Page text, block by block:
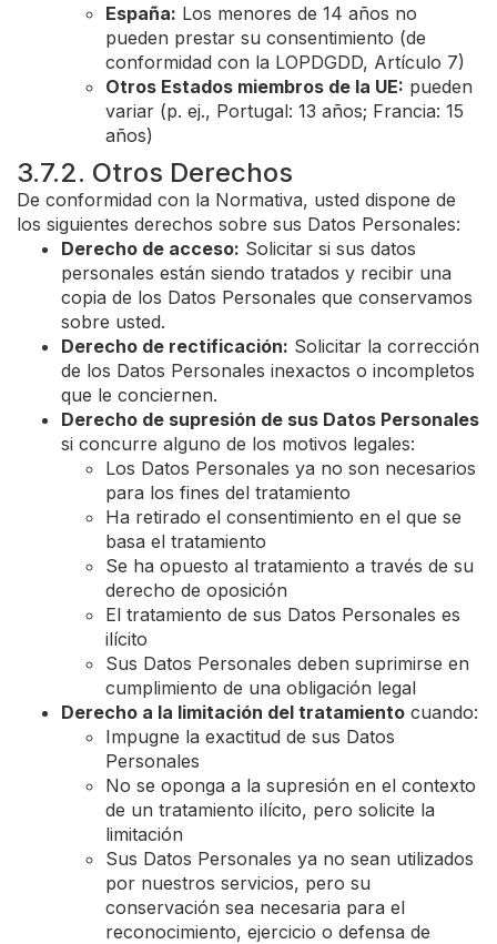
España: Los menores de 14 años no
pueden prestar su consentimiento (de
conformidad con la LOPDGDD, Artículo 7)
Otros Estados miembros de la UE: pueden
variar (p. ej., Portugal: 13 años; Francia: 15
años)
3.7.2. Otros Derechos
De conformidad con la Normativa, usted dispone de
los siguientes derechos sobre sus Datos Personales:
Derecho de acceso: Solicitar si sus datos
personales están siendo tratados y recibir una
copia de los Datos Personales que conservamos
sobre usted.
Derecho de rectificación: Solicitar la corrección
de los Datos Personales inexactos o incompletos
que le conciernen.
Derecho de supresión de sus Datos Personales
si concurre alguno de los motivos legales:
Los Datos Personales ya no son necesarios
para los fines del tratamiento
Ha retirado el consentimiento en el que se
basa el tratamiento
Se ha opuesto al tratamiento a través de su
derecho de oposición
El tratamiento de sus Datos Personales es
ilícito
Sus Datos Personales deben suprimirse en
cumplimiento de una obligación legal
Derecho a la limitación del tratamiento cuando:
Impugne la exactitud de sus Datos
Personales
No se oponga a la supresión en el contexto
de un tratamiento ilícito, pero solicite la
limitación
Sus Datos Personales ya no sean utilizados
por nuestros servicios, pero su
conservación sea necesaria para el
reconocimiento, ejercicio o defensa de